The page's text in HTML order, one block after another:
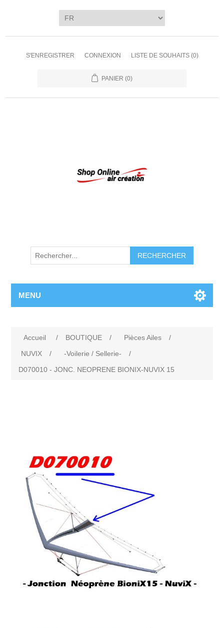
S'ENREGISTRER CONNEXION LISTE DE SOUHAITS (0)
PANIER (0)
RECHERCHER
MENU
Accueil / BOUTIQUE / Pièces Ailes
/
NUVIX
/ -Voilerie / Sellerie-
/
D070010 - JONC. NEOPRENE BIONIX-NUVIX 15